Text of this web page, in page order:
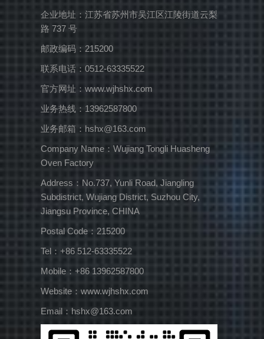
企业地址：江苏省苏州市吴江区江陵街道云梨
路 737 号
邮政编码：215200
联系电话：0512-63335522
官方网址：www.wjhshx.com
业务热线：13962587800
业务邮箱：hshx@163.com
Company Name：Wujiang Tongli Huasheng
Oven Factory
Address：No.737, Yunli Road, Jiangling
Subdistrict, Wujiang District, Suzhou City,
Jiangsu Province, CHINA
Postal Code：215200
Tel：+86 512-63335522
Mobile：+86 13962587800
Website：www.wjhshx.com
Email：hshx@163.com